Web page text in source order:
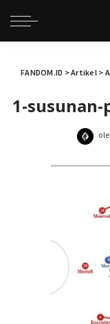
FANDOM.ID >Artikel>
1-